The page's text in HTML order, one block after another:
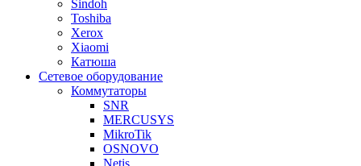
Sindoh
Toshiba
Xerox
Xiaomi
Катюша
Сетевое оборудование
Коммутаторы
SNR
MERCUSYS
MikroTik
OSNOVO